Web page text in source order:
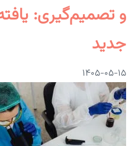
و تصمیم‌گیری:
جدید
۱۴۰۵-۰۵-۱۵